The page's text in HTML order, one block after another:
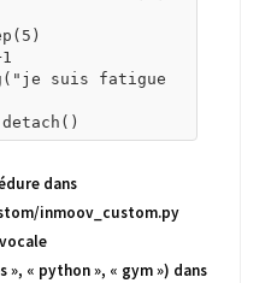
dans
inmoov_custom.py
», « python », « gym ») dans